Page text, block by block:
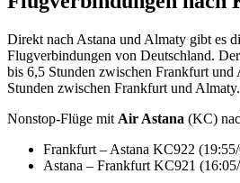
Direkt nach Astana und Almaty gibt es
Flugverbindungen von Deutschland.
bis 6,5 Stunden zwischen Frankfurt und
Stunden zwischen Frankfurt und Almaty.
Nonstop-Flüge mit Air Astana (KC)
Frankfurt – Astana KC922
Astana – Frankfurt KC921